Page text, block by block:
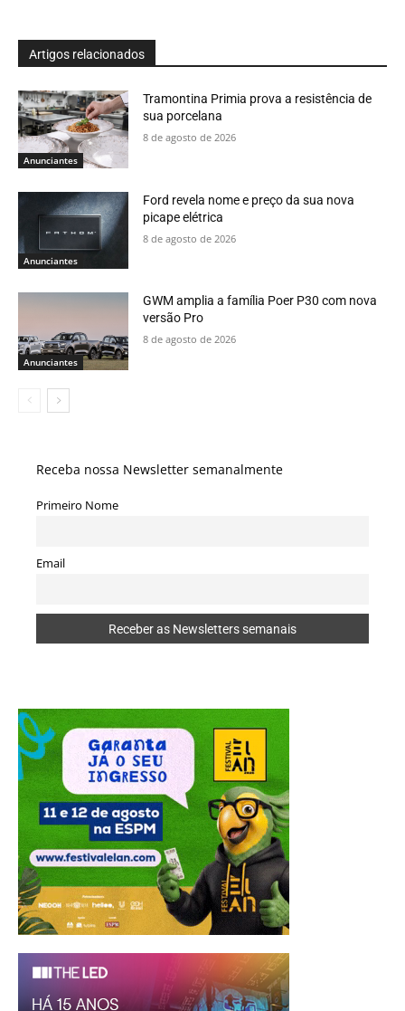
Artigos relacionados
Anunciantes
Tramontina Primia prova a resistência de
sua porcelana
8 de agosto de 2026
Anunciantes
Ford revela nome e preço da sua nova
picape elétrica
8 de agosto de 2026
Anunciantes
GWM amplia a família Poer P30 com nova
versão Pro
8 de agosto de 2026
Receba nossa Newsletter semanalmente
Primeiro Nome
Email